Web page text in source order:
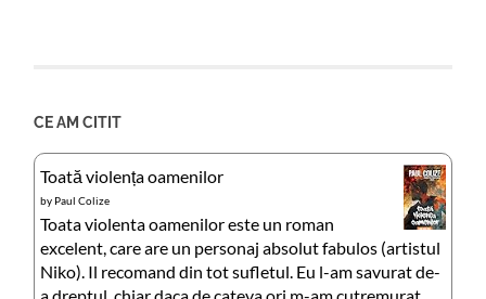
CE AM CITIT
Toată violența oamenilor
by Paul Colize
Toata violenta oamenilor este un roman
excelent, care are un personaj absolut fabulos (artistul
Niko). Il recomand din tot sufletul. Eu l-am savurat de-